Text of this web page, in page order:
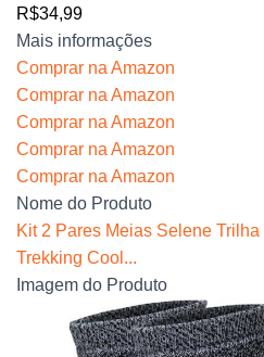
R$34,99
Mais informações
Comprar na Amazon
Comprar na Amazon
Comprar na Amazon
Comprar na Amazon
Comprar na Amazon
Nome do Produto
Kit 2 Pares Meias Selene
Trekking Cool...
Imagem do Produto